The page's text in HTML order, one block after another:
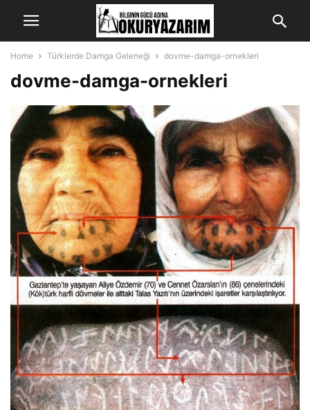
Home Türklerde Damga Geleneği dovme-damga-ornekleri
dovme-damga-ornekleri